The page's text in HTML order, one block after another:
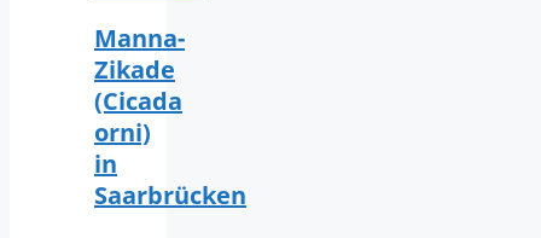
Manna-
Zikade
(Cicada
orni)
in
Saarbrücken